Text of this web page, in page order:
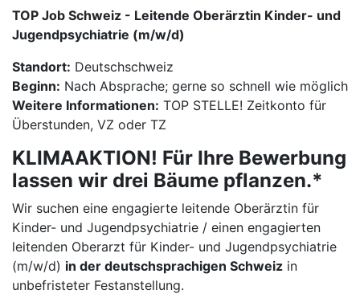
TOP Job Schweiz - Leitende Oberärztin Kinder- und
Jugendpsychiatrie (m/w/d)
Standort: Deutschschweiz
Beginn: Nach Absprache; gerne so schnell wie möglich
Weitere Informationen: TOP STELLE! Zeitkonto für
Überstunden, VZ oder TZ
KLIMAAKTION! Für Ihre Bewerbung
lassen wir drei Bäume pflanzen.*
Wir suchen eine engagierte leitende Oberärztin für
Kinder- und Jugendpsychiatrie / einen engagierten
leitenden Oberarzt für Kinder- und Jugendpsychiatrie
(m/w/d) in der deutschsprachigen Schweiz in
unbefristeter Festanstellung.